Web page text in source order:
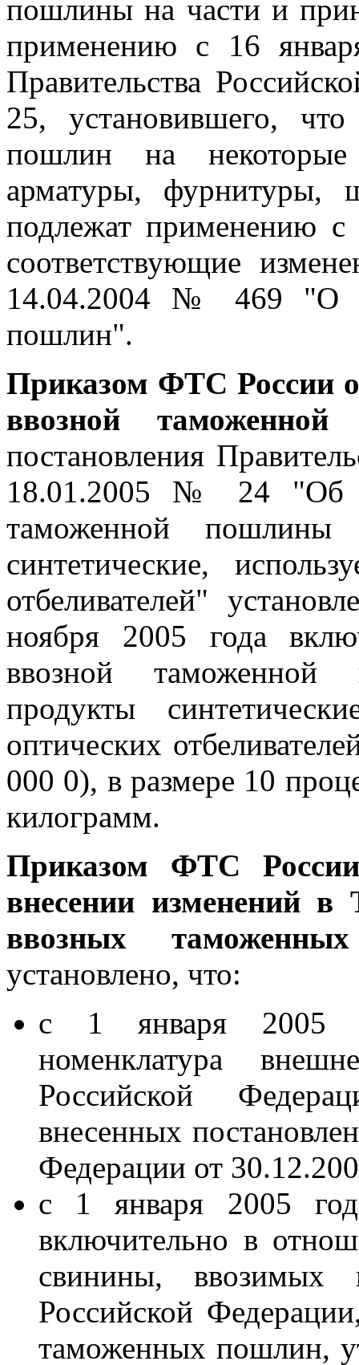
пошлины на части и
применению с 16
Правительства
25, установившего,
пошлин на
арматуры, фурнитуры,
подлежат применению с
соответствующие
14.04.2004 № 469 "О
пошлин".
Приказом ФТС России
ввозной
постановления
18.01.2005 № 24 "Об
таможенной пошлины
синтетические,
отбеливателей"
ноября 2005 года
ввозной таможенной
продукты
оптических
000 0), в размере 10
килограмм.
Приказом ФТС
внесении изменений
ввозных
установлено, что:
с 1 января 2005
номенклатура
Российской
внесенных
Федерации от
с 1 января 2005
включительно в
свинины, ввозимых
Российской
таможенных пошлин,